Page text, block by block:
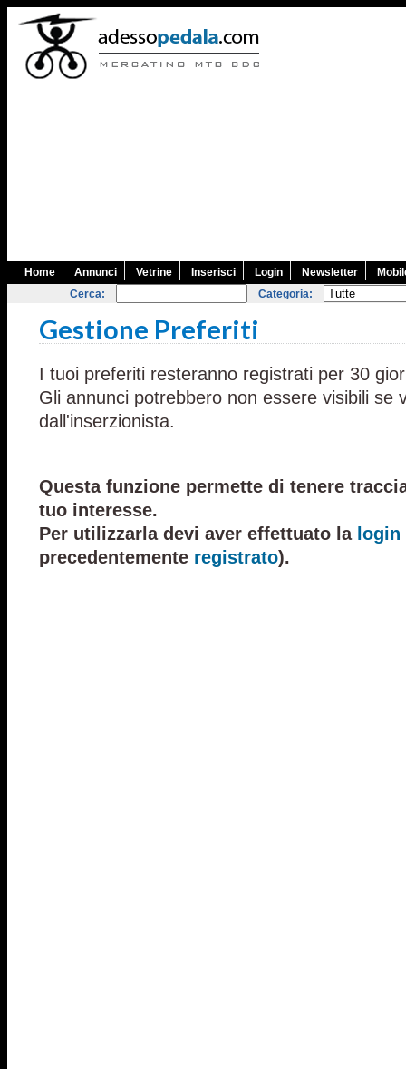
Home Annunci Vetrine Inserisci Login Newsletter
Cerca:
Categoria:
Gestione Preferiti
I tuoi preferiti resteranno registrati per 30
Gli annunci potrebbero non essere visibili se
dall'inserzionista.
Questa funzione permette di tenere
tuo interesse.
Per utilizzarla devi aver effettuato la login
precedentemente registrato).